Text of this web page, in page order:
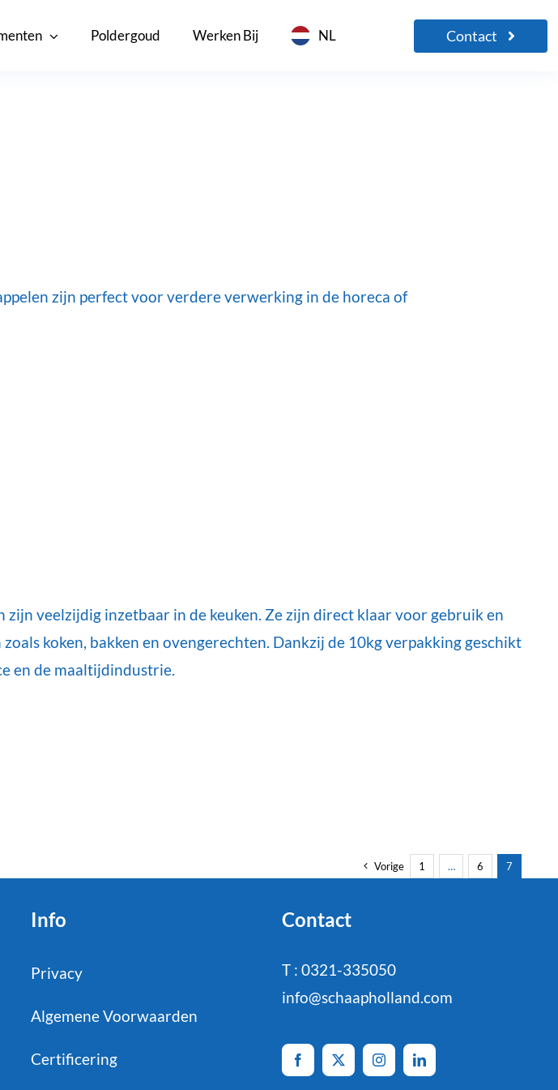
Poldergoud Werken Bij NL Contact
zijn perfect voor verdere verwerking in de horeca of
zijn veelzijdig inzetbaar in de keuken. Ze zijn direct klaar voor gebruik en
koken, bakken en ovengerechten. Dankzij de 10kg verpakking geschikt
en de maaltijdindustrie.
Vorige 1 … 6 7
Info
Privacy
Algemene Voorwaarden
Certificering
Contact
T : 0321-335050
info@schaapholland.com